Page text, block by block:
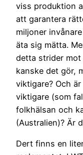
viss produktion
att garantera
miljoner
äta sig mätta.
detta strider
kanske det gör,
viktigare? Och
viktigare (som
folkhälsan och
(Australien)? Är
Dert finns en